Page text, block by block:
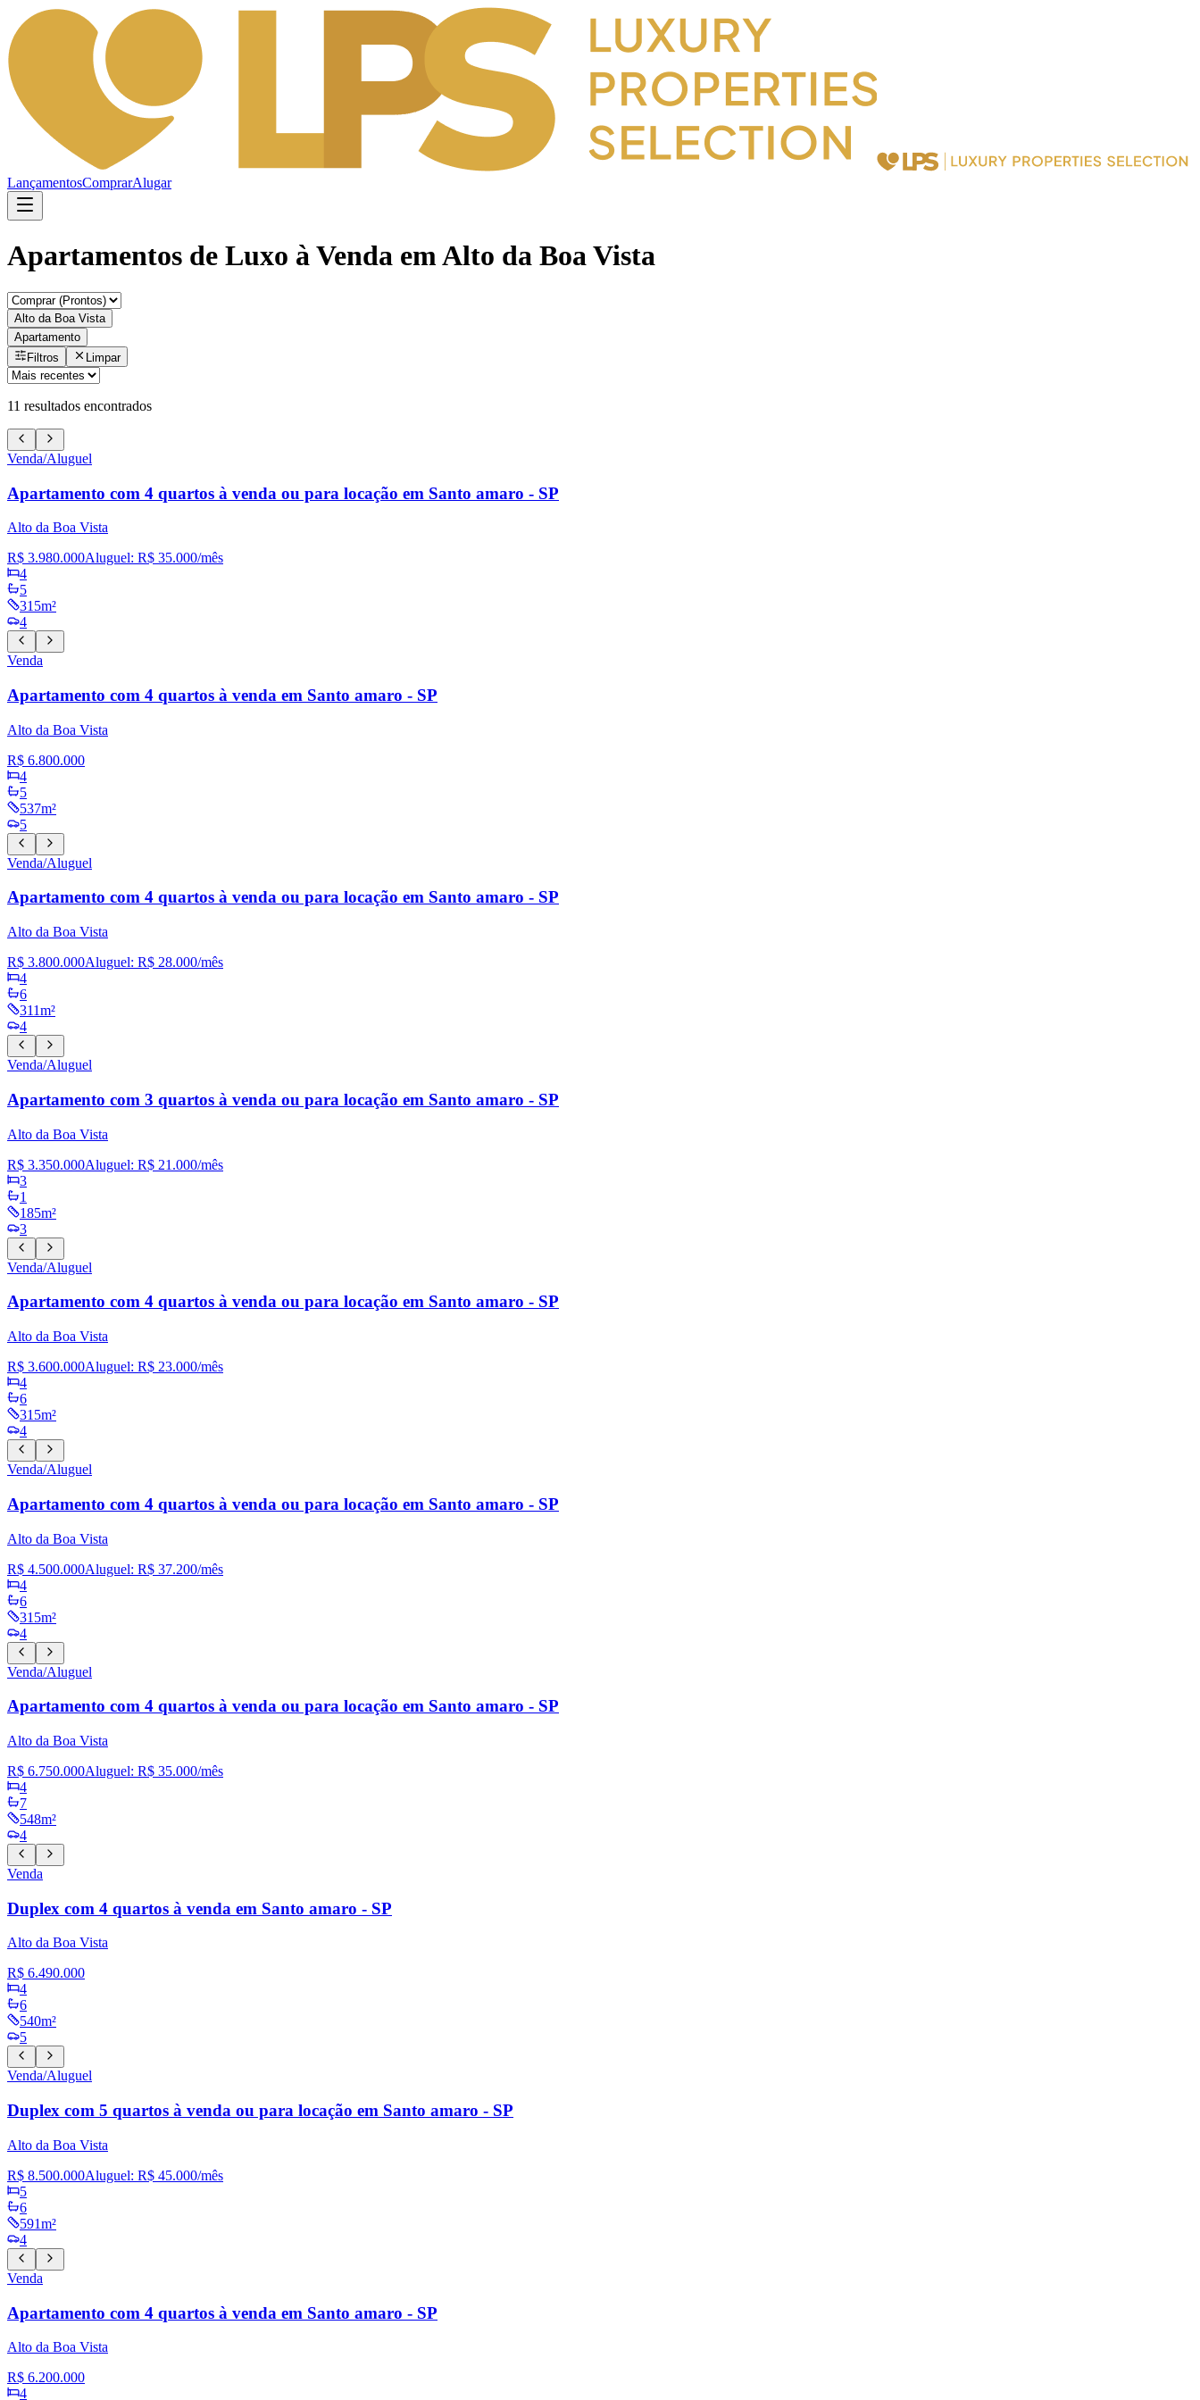
LançamentosComprarAlugar
Apartamentos de Luxo à Venda em Alto da Boa Vista
Alto da Boa Vista
Apartamento
Filtros
Limpar
11 resultados encontrados
Venda/Aluguel
Apartamento com 4 quartos à venda ou para locação em Santo amaro - SP
Alto da Boa Vista
R$ 3.980.000Aluguel: R$ 35.000/mês
4
5
315m²
4
Venda
Apartamento com 4 quartos à venda em Santo amaro - SP
Alto da Boa Vista
R$ 6.800.000
4
5
537m²
5
Venda/Aluguel
Apartamento com 4 quartos à venda ou para locação em Santo amaro - SP
Alto da Boa Vista
R$ 3.800.000Aluguel: R$ 28.000/mês
4
6
311m²
4
Venda/Aluguel
Apartamento com 3 quartos à venda ou para locação em Santo amaro - SP
Alto da Boa Vista
R$ 3.350.000Aluguel: R$ 21.000/mês
3
1
185m²
3
Venda/Aluguel
Apartamento com 4 quartos à venda ou para locação em Santo amaro - SP
Alto da Boa Vista
R$ 3.600.000Aluguel: R$ 23.000/mês
4
6
315m²
4
Venda/Aluguel
Apartamento com 4 quartos à venda ou para locação em Santo amaro - SP
Alto da Boa Vista
R$ 4.500.000Aluguel: R$ 37.200/mês
4
6
315m²
4
Venda/Aluguel
Apartamento com 4 quartos à venda ou para locação em Santo amaro - SP
Alto da Boa Vista
R$ 6.750.000Aluguel: R$ 35.000/mês
4
7
548m²
4
Venda
Duplex com 4 quartos à venda em Santo amaro - SP
Alto da Boa Vista
R$ 6.490.000
4
6
540m²
5
Venda/Aluguel
Duplex com 5 quartos à venda ou para locação em Santo amaro - SP
Alto da Boa Vista
R$ 8.500.000Aluguel: R$ 45.000/mês
5
6
591m²
4
Venda
Apartamento com 4 quartos à venda em Santo amaro - SP
Alto da Boa Vista
R$ 6.200.000
4